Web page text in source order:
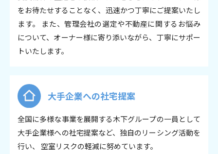
をお待たせすることなく、迅速かつ丁寧にご提案いたし
ます。 また、管理会社の選定や不動産に関するお悩み
について、オーナー様に寄り添いながら、丁寧にサポー
トいたします。
大手企業への社宅提案
全国に多様な事業を展開する木下グループの一員として
大手企業様への社宅提案など、独自のリーシング活動を
行い、 空室リスクの軽減に努めています。